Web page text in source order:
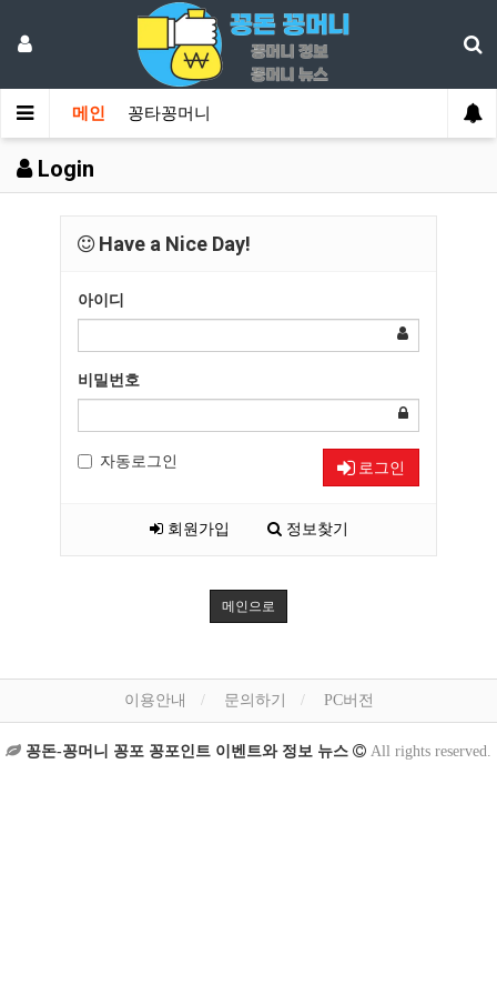
메인 꽁타꽁머니
Login
Have a Nice Day!
아이디
비밀번호
자동로그인 로그인
회원가입 정보찾기
메인으로
이용안내 문의하기 PC버전
꽁돈-꽁머니 꽁포 꽁포인트 이벤트와 정보 뉴스 All rights reserved.